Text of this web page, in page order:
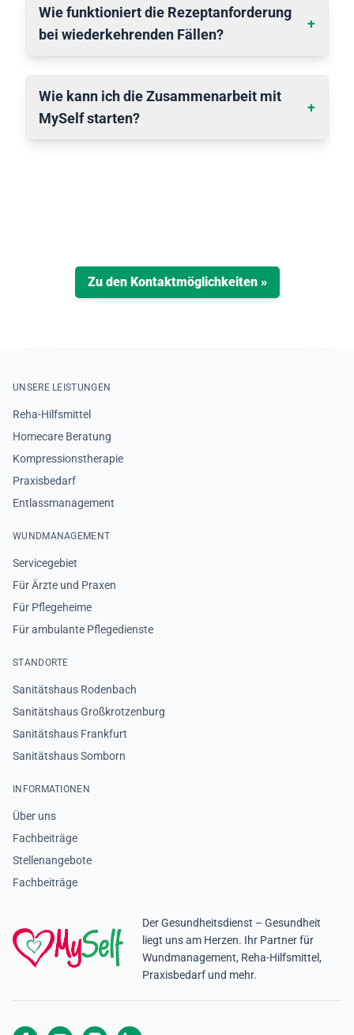
Wie funktioniert die Rezeptanforderung
bei wiederkehrenden Fällen?
+
Wie kann ich die Zusammenarbeit mit
MySelf starten?
+
Zu den Kontaktmöglichkeiten »
UNSERE LEISTUNGEN
Reha-Hilfsmittel
Homecare Beratung
Kompressionstherapie
Praxisbedarf
Entlassmanagement
WUNDMANAGEMENT
Servicegebiet
Für Ärzte und Praxen
Für Pflegeheime
Für ambulante Pflegedienste
STANDORTE
Sanitätshaus Rodenbach
Sanitätshaus Großkrotzenburg
Sanitätshaus Frankfurt
Sanitätshaus Somborn
INFORMATIONEN
Über uns
Fachbeiträge
Stellenangebote
Fachbeiträge
Der Gesundheitsdienst – Gesundheit
liegt uns am Herzen. Ihr Partner für
Wundmanagement, Reha-Hilfsmittel,
Praxisbedarf und mehr.